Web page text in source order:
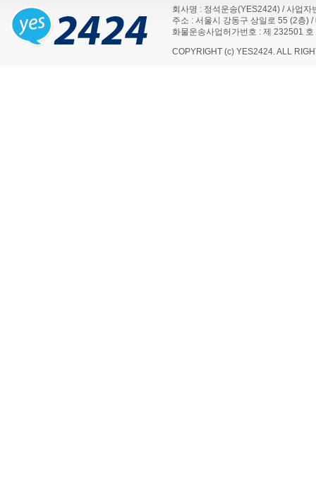
회사명 : 정석운송(YES2424) / 사업
주소 : 서울시 강동구 상일로 55 (2층)
화물운송사업허가번호 : 제 232501 호
COPYRIGHT (c) YES2424. ALL